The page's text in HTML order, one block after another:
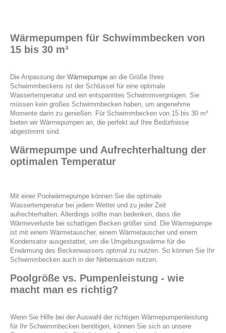
Wärmepumpen für Schwimmbecken von
15 bis 30 m³
Die Anpassung der Wärmepumpe an die Größe Ihres
Schwimmbeckens ist der Schlüssel für eine optimale
Wassertemperatur und ein entspanntes Schwimmvergnügen. Sie
müssen kein großes Schwimmbecken haben, um angenehme
Momente darin zu genießen. Für Schwimmbecken von 15 bis 30 m³
bieten wir Wärmepumpen an, die perfekt auf Ihre Bedürfnisse
abgestimmt sind.
Wärmepumpe und Aufrechterhaltung der
optimalen Temperatur
Mit einer Poolwärmepumpe können Sie die optimale
Wassertemperatur bei jedem Wetter und zu jeder Zeit
aufrechterhalten. Allerdings sollte man bedenken, dass die
Wärmeverluste bei schattigen Becken größer sind. Die Wärmepumpe
ist mit einem Wärmetauscher, einem Wärmetauscher und einem
Kondensator ausgestattet, um die Umgebungswärme für die
Erwärmung des Beckenwassers optimal zu nutzen. So können Sie Ihr
Schwimmbecken auch in der Nebensaison nutzen.
Poolgröße vs. Pumpenleistung - wie
macht man es richtig?
Wenn Sie Hilfe bei der Auswahl der richtigen Wärmepumpenleistung
für Ihr Schwimmbecken benötigen, können Sie sich an unsere